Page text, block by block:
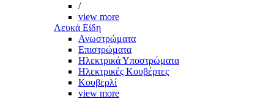
/
view more
Λευκά Είδη
Ανωστρώματα
Επιστρώματα
Ηλεκτρικά Υποστρώματα
Ηλεκτρικές Κουβέρτες
Κουβερλί
view more